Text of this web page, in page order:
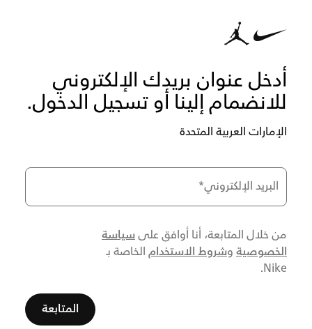
أدخل عنوان بريدك الإلكتروني
للانضمام إلينا أو تسجيل الدخول.
الإمارات العربية المتحدة
البريد الإلكتروني*
من خلال المتابعة، أنا أوافق علىسياسة
الخصوصية وشروط الاستخدام الخاصة بـ
Nike.
المتابعة